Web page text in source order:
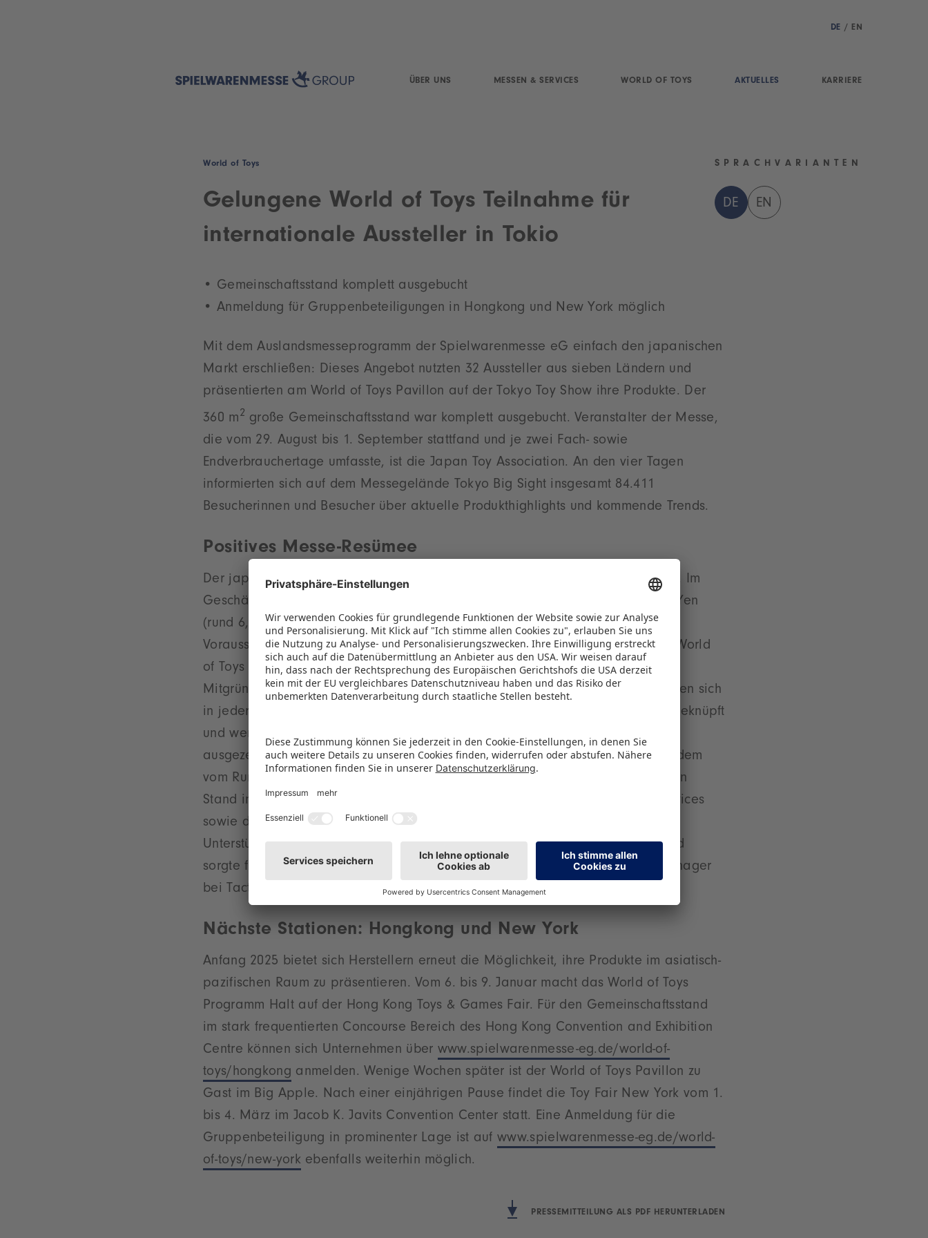
DE / EN
ÜBER UNS MESSEN & SERVICES WORLD OF TOYS AKTUELLES KARRIERE
SPRACHVARIANTEN
DE EN
World of Toys
Gelungene World of Toys Teilnahme für
internationale Aussteller in Tokio
Gemeinschaftsstand komplett ausgebucht
Anmeldung für Gruppenbeteiligungen in Hongkong und New York möglich
Mit dem Auslandsmesseprogramm der Spielwarenmesse eG einfach den japanischen
Markt erschließen: Dieses Angebot nutzten 32 Aussteller aus sieben Ländern und
präsentierten am World of Toys Pavillon auf der Tokyo Toy Show ihre Produkte. Der
360 m2 große Gemeinschaftsstand war komplett ausgebucht. Veranstalter der Messe,
die vom 29. August bis 1. September stattfand und je zwei Fach- sowie
Endverbrauchertage umfasste, ist die Japan Toy Association. An den vier Tagen
informierten sich auf dem Messegelände Tokyo Big Sight insgesamt 84.411
Besucherinnen und Besucher über aktuelle Produkthighlights und kommende Trends.
Positives Messe-Resümee
Der japanische Spielwarenmarkt hält für Hersteller ein großes Potenzial bereit. Im
Geschäftsjahr 2023 überschritt der Markt erstmals die Marke von einer Billion Yen
(rund 6,2 Mrd. Euro) und erzielte damit einen neuen Rekordwert. Beste
Voraussetzungen für den Eintritt in diesen Wachstumsmarkt bot Ausstellern der World
of Toys Pavillon. Ein äußert positives Messefazit zog Patrick Monaco-Sorge,
Mitgründer und CEO von Crafthub: „Unsere Erwartungen an die Teilnahme haben sich
in jeder Hinsicht erfüllt: Wir haben auf der Tokyo Toy Show wichtige Kontakte geknüpft
und wertvolle Einblicke in den japanischen Markt gewonnen.“ Neben der
ausgezeichneten Lage des Gemeinschaftsstandes profitierten die Aussteller zudem
vom Rundum-Sorglos-Paket der Spielwarenmesse eG. Es umfasste einen fertigen
Stand inklusive Grundausstattung, zahlreiche Organisations- und Marketingservices
sowie die persönliche Betreuung vor Ort. „Die umfassende Kommunikation und
Unterstützung vor und während der Messe erleichterte uns die Vorbereitung und
sorgte für eine reibungslose Teilnahme“, lobte Sami Viljanen, Export Sales Manager
bei Tactic Games Oy.
Nächste Stationen: Hongkong und New York
Anfang 2025 bietet sich Herstellern erneut die Möglichkeit, ihre Produkte im asiatisch-
pazifischen Raum zu präsentieren. Vom 6. bis 9. Januar macht das World of Toys
Programm Halt auf der Hong Kong Toys & Games Fair. Für den Gemeinschaftsstand
im stark frequentierten Concourse Bereich des Hong Kong Convention and Exhibition
Centre können sich Unternehmen über www.spielwarenmesse-eg.de/world-of-
toys/hongkong anmelden. Wenige Wochen später ist der World of Toys Pavillon zu
Gast im Big Apple. Nach einer einjährigen Pause findet die Toy Fair New York vom 1.
bis 4. März im Jacob K. Javits Convention Center statt. Eine Anmeldung für die
Gruppenbeteiligung in prominenter Lage ist aufwww.spielwarenmesse-eg.de/world-
of-toys/new-york ebenfalls weiterhin möglich.
PRESSEMITTEILUNG ALS PDF HERUNTERLADEN